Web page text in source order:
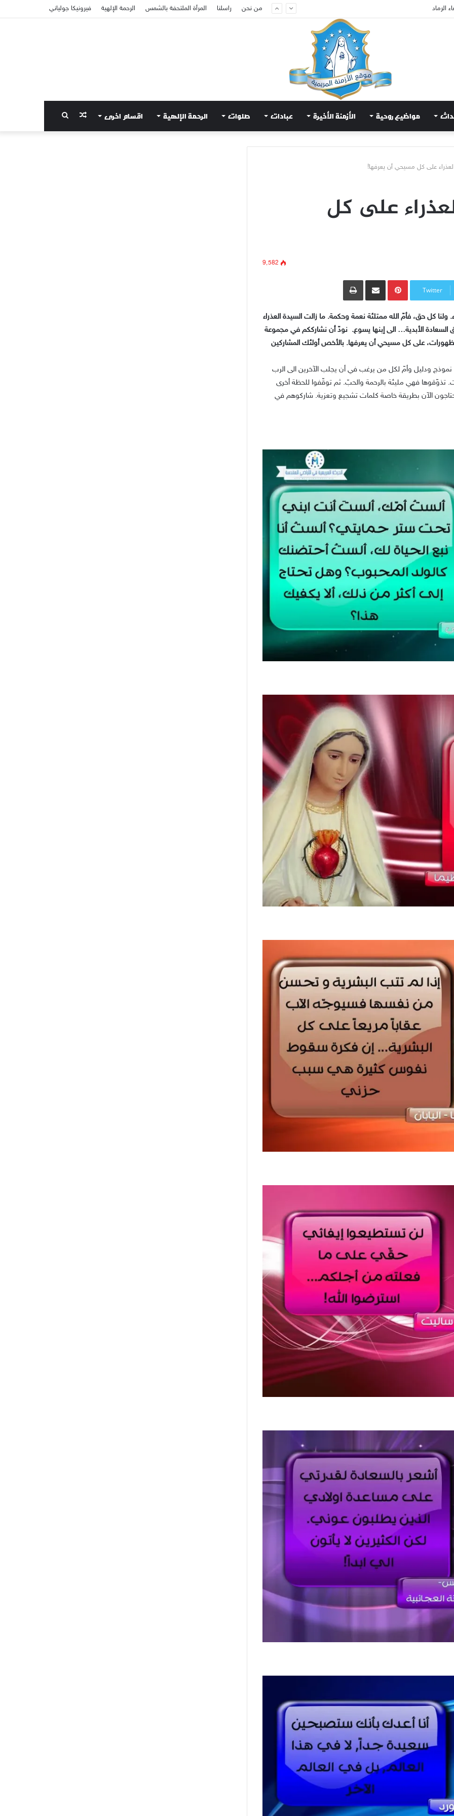
لتهدئة الغضب الإلهي من نحن راسلنا المرأة الملتحفة بالشمس الرحمة الإلهية فيرونيكا جولياني
مواضيع روحية الأزمنة الأخيرة عبادات صلوات الرحمة الإلهية اقسام اخرى بحث مقال
على كل
9٬582
Twitter
Pinterestمشاركة عبر البريد طباعة
ولنا كل حق، فأمّ الله ممتلئة نعمة وحكمة. ما زالت السيدة العذراء
السعادة الأبدية… الى إبنها يسوع. نودّ أن نشارككم في مجموعة
ظهورات، على كل مسيحي أن يعرفها. بالأخص أولئك المشاركين
نموذج ودليل وأمّ لكل من يرغب في أن يجلب الآخرين الى الرب
تذوّقوها فهي مليئة بالرحمة والحبّ. ثم توقّفوا للحظة أخرى
الآن بطريقة خاصة كلمات تشجيع وتعزية. شاركوهم في